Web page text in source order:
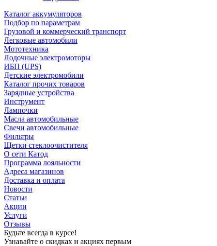
Каталог аккумуляторов
Подбор по параметрам
Грузовой и коммерческий транспорт
Легковые автомобили
Мототехника
Лодочные электромоторы
ИБП (UPS)
Детские электромобили
Каталог прочих товаров
Зарядные устройства
Инструмент
Лампочки
Масла автомобильные
Свечи автомобильные
Фильтры
Щетки стеклоочистителя
О сети Катод
Программа лояльности
Адреса магазинов
Доставка и оплата
Новости
Статьи
Акции
Услуги
Отзывы
Будьте всегда в курсе!
Узнавайте о скидках и акциях первым